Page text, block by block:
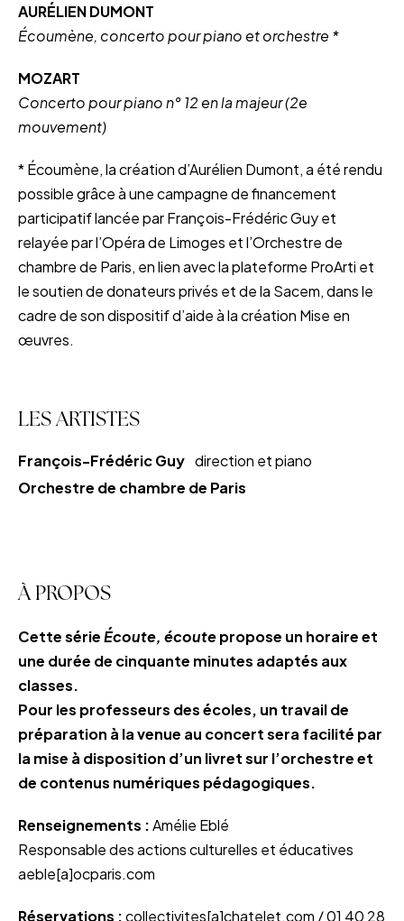
AURÉLIEN DUMONT
Écoumène, concerto pour piano et orchestre *
MOZART
Concerto pour piano n° 12 en la majeur (2e
mouvement)
* Écoumène, la création d’Aurélien Dumont, a été rendu
possible grâce à une campagne de financement
participatif lancée par François-Frédéric Guy et
relayée par l’Opéra de Limoges et l’Orchestre de
chambre de Paris, en lien avec la plateforme ProArti et
le soutien de donateurs privés et de la Sacem, dans le
cadre de son dispositif d’aide à la création Mise en
œuvres.
LES ARTISTES
François-Frédéric Guy direction et piano
Orchestre de chambre de Paris
À PROPOS
Cette sérieÉcoute, écoutepropose un horaire et
une durée de cinquante minutes adaptés aux
classes.
Pour les professeurs des écoles, un travail de
préparation à la venue au concert sera facilité par
la mise à disposition d’un livret sur l’orchestre et
de contenus numériques pédagogiques.
Renseignements :Amélie Eblé
Responsable des actions culturelles et éducatives
aeble[a]ocparis.com
Réservations :collectivites[a]chatelet.com / 01 40 28